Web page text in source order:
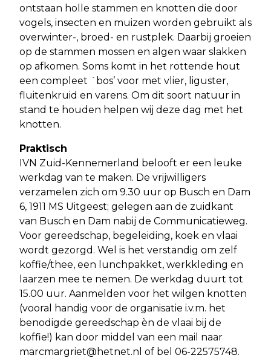
ontstaan holle stammen en knotten die door
vogels, insecten en muizen worden gebruikt als
overwinter-, broed- en rustplek. Daarbij groeien
op de stammen mossen en algen waar slakken
op afkomen. Soms komt in het rottende hout
een compleet ´bos’ voor met vlier, liguster,
fluitenkruid en varens. Om dit soort natuur in
stand te houden helpen wij deze dag met het
knotten.
Praktisch
IVN Zuid-Kennemerland belooft er een leuke
werkdag van te maken. De vrijwilligers
verzamelen zich om 9.30 uur op Busch en Dam
6, 1911 MS Uitgeest; gelegen aan de zuidkant
van Busch en Dam nabij de Communicatieweg.
Voor gereedschap, begeleiding, koek en vlaai
wordt gezorgd. Wel is het verstandig om zelf
koffie/thee, een lunchpakket, werkkleding en
laarzen mee te nemen. De werkdag duurt tot
15.00 uur. Aanmelden voor het wilgen knotten
(vooral handig voor de organisatie i.v.m. het
benodigde gereedschap èn de vlaai bij de
koffie!) kan door middel van een mail naar
marcmargriet@hetnet.nl of bel 06-22575748.